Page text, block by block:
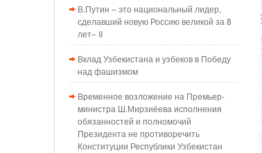
В.Путин – это национальный лидер,
сделавший новую Россию великой за 8
лет– II
Вклад Узбекистана и узбеков в Победу
над фашизмом
Временное возложение на Премьер-
министра Ш.Мирзиёева исполнения
обязанностей и полномочий
Президента не противоречить
Конституции Республики Узбекистан